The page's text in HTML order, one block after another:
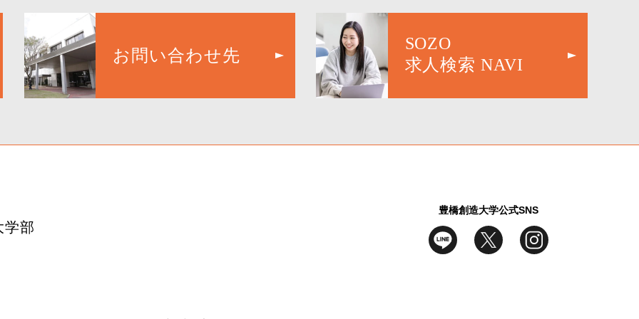
お問い合わせ先
SOZO
求人検索 NAVI
学部
豊橋創造大学公式SNS